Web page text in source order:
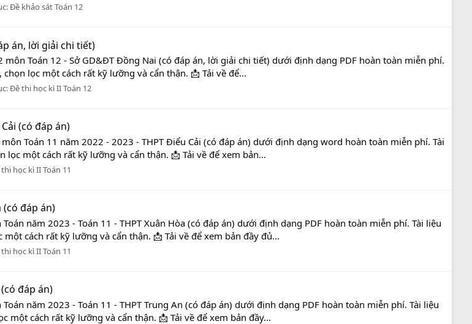
Đề khảo sát Toán 12
án, lời giải chi tiết)
Toán 12 - Sở GD&ĐT Đồng Nai (có đáp án, lời giải chi tiết) dưới định dạng PDF hoàn toàn miễn phí.
lọc một cách rất kỹ lưỡng và cẩn thận. 📩 Tải về để...
Đề thi học kì II Toán 12
(có đáp án)
Toán 11 năm 2022 - 2023 - THPT Điểu Cải (có đáp án) dưới định dạng word hoàn toàn miễn phí. Tài
một cách rất kỹ lưỡng và cẩn thận. 📩 Tải về để xem bản...
học kì II Toán 11
(có đáp án)
năm 2023 - Toán 11 - THPT Xuân Hòa (có đáp án) dưới định dạng PDF hoàn toàn miễn phí. Tài liệu
cách rất kỹ lưỡng và cẩn thận. 📩 Tải về để xem bản đầy đủ...
học kì II Toán 11
đáp án)
năm 2023 - Toán 11 - THPT Trung An (có đáp án) dưới định dạng PDF hoàn toàn miễn phí. Tài liệu
cách rất kỹ lưỡng và cẩn thận. 📩 Tải về để xem bản đầy...